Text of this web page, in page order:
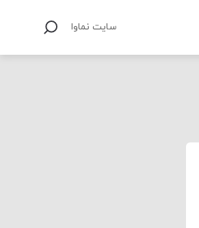
سایت نماوا